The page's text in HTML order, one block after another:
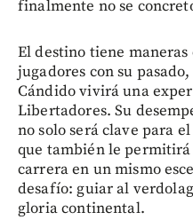
finalmente no se
El destino tiene maneras
jugadores con su
Cándido vivirá una
Libertadores. Su
no solo será clave para
que también le
carrera en un mismo
desafío: guiar al
gloria continental.